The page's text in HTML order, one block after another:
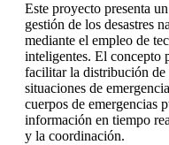
Este proyecto presenta
gestión de los desastres
mediante el empleo de
inteligentes. El concepto
facilitar la distribución de
situaciones de
cuerpos de emergencias
información en tiempo
y la coordinación.